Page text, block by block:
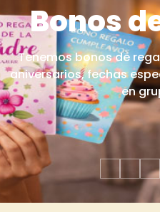
Bonos
Tenemos bonos de
aniversarios, fechas
en